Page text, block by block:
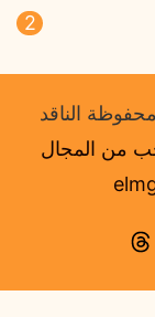
2
محفوظة الناقد
من المجال